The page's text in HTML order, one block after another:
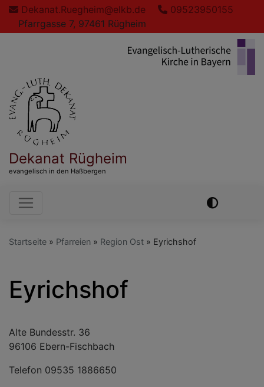
Direkt
Inhalt
Dekanat.Ruegheim@elkb.de
09523950155
Pfarrgasse 7, 97461 Rügheim
Dekanat Rügheim
evangelisch in den Haßbergen
Hauptnavigation
Startseite Pfarreien Region Ost Eyrichshof
Eyrichshof
Alte Bundesstr. 36
96106 Ebern-Fischbach
Telefon 09535 1886650